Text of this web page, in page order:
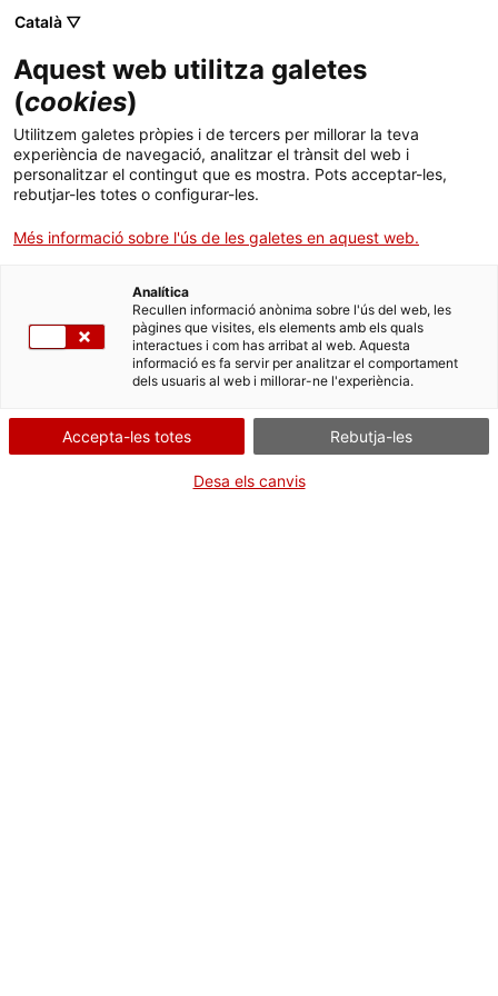
Menú
Convocatòries d'ajuts obertes Últimes notícies
Properes activitats
ACCIÓ - Agència per al creixement de les empreses
ACCIÓ - Agència per al creixement de les empreses
Inici
Ajuts i serveis
Activitats
Contacte. Obre en una nova finestra.
Subvencions per a la Xarxa
d'ateneus cooperatius
Què necessites fer?
Consulta a continuació totes les opcions
vinculades a aquest tràmit. Selecciona la que
correspongui amb el teu cas i podràs
accedir a tota la informació i condicions de
tramitació.
Català ▽
Aquest web utilitza galetes
(cookies)
Utilitzem galetes pròpies i de tercers per millorar la teva
experiència de navegació, analitzar el trànsit del web i
personalitzar el contingut que es mostra. Pots acceptar-les,
rebutjar-les totes o configurar-les.
Més informació sobre l'ús de les galetes en aquest web.
Analítica
Recullen informació anònima sobre l'ús del web, les
pàgines que visites, els elements amb els quals
interactues i com has arribat al web. Aquesta
informació es fa servir per analitzar el comportament
dels usuaris al web i millorar-ne l'experiència.
Accepta-les totes Rebutja-les
Desa els canvis